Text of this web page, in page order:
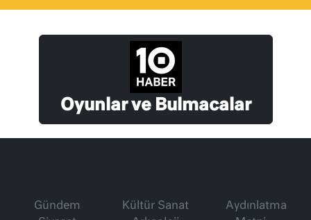
Oyunlar ve Bulmacalar
Gündem
Kültür Sanat
Aydınlatma